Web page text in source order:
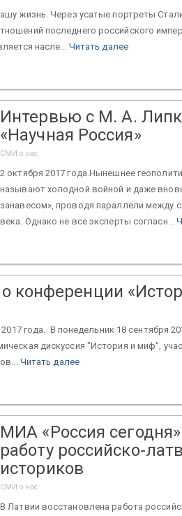
жизнь. Через усатые портреты
последнего российского
насле... Читать далее
Интервью с М. А.
«Научная Россия»
СМИ о нас
2 октября 2017 года.Нынешнее
называют холодной войной и даже
занавесом», проводя параллели между
века. Однако не все эксперты согласн...
конференции
2017 года. В понедельник 18 сентября
дискуссия "История и миф",
Читать далее
МИА «Россия
работу российско-
историков
СМИ о нас
В Латвии восстановлена работа